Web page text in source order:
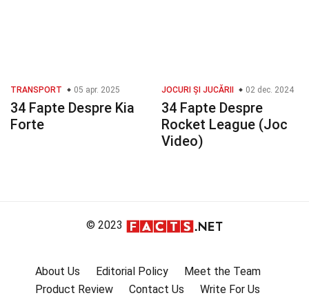
TRANSPORT 05 apr. 2025
34 Fapte Despre Kia
Forte
JOCURI ȘI JUCĂRII 02 dec. 2024
34 Fapte Despre
Rocket League (Joc
Video)
© 2023
About Us Editorial Policy
Meet the Team
Product Review
Contact Us
Write For Us